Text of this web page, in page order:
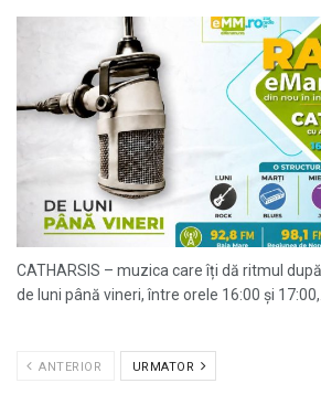
CATHARSIS – muzica care îți dă ritmul
de luni până vineri, între orele 16:00 și 17:00,...
ANTERIOR URMATOR